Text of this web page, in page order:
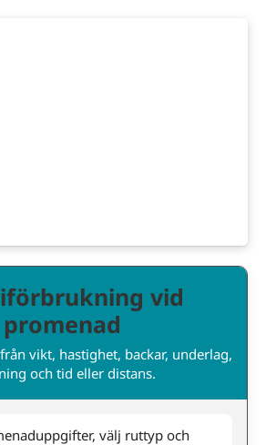
vid
promenad
vikt, hastighet, backar, underlag,
och tid eller distans.
välj ruttyp och